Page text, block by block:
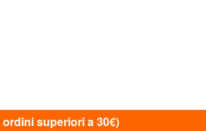
ordini superiori a 30€)